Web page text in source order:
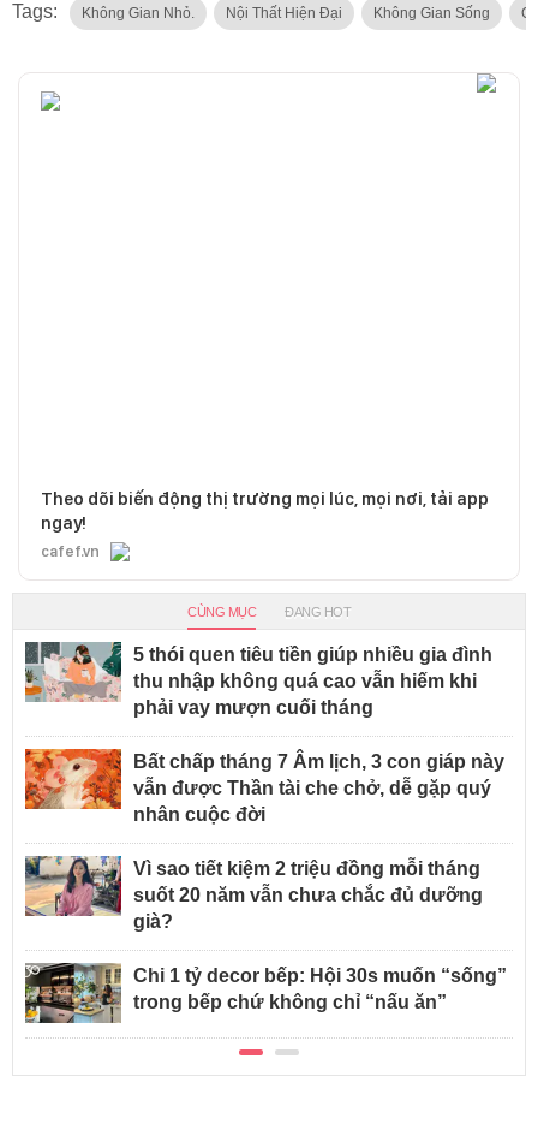
Tags: Không Gian Nhỏ. Nội Thất Hiện Đại Không Gian Sống
Theo dõi biến động thị trường mọi lúc, mọi nơi, tải app
ngay!
cafef.vn
CÙNG MỤC ĐANG HOT
5 thói quen tiêu tiền giúp nhiều gia đình
thu nhập không quá cao vẫn hiếm khi
phải vay mượn cuối tháng
Bất chấp tháng 7 Âm lịch, 3 con giáp này
vẫn được Thần tài che chở, dễ gặp quý
nhân cuộc đời
Vì sao tiết kiệm 2 triệu đồng mỗi tháng
suốt 20 năm vẫn chưa chắc đủ dưỡng
già?
Chi 1 tỷ decor bếp: Hội 30s muốn “sống”
trong bếp chứ không chỉ “nấu ăn”